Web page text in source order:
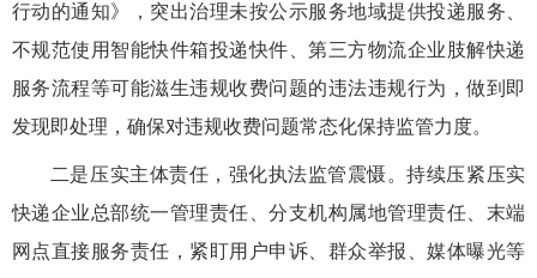
行动的通知》，突出治理未按公示服务地域提供投递服务、
不规范使用智能快件箱投递快件、第三方物流企业肢解快递
服务流程等可能滋生违规收费问题的违法违规行为，做到即
发现即处理，确保对违规收费问题常态化保持监管力度。
二是压实主体责任，强化执法监管震慑。持续压紧压实
快递企业总部统一管理责任、分支机构属地管理责任、末端
网点直接服务责任，紧盯用户申诉、群众举报、媒体曝光等